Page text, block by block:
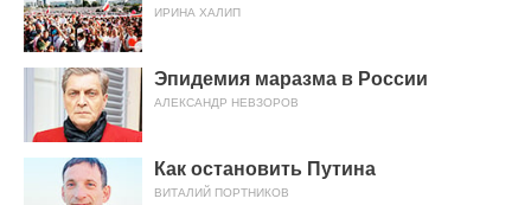
ИРИНА ХАЛИП
Эпидемия маразма в России
АЛЕКСАНДР НЕВЗОРОВ
Как остановить Путина
ВИТАЛИЙ ПОРТНИКОВ